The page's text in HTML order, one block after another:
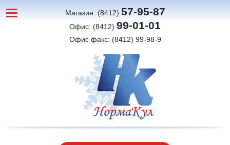
Магазин: (8412) 57-95-87
Офис: (8412) 99-01-01
Офис факс: (8412) 99-98-9